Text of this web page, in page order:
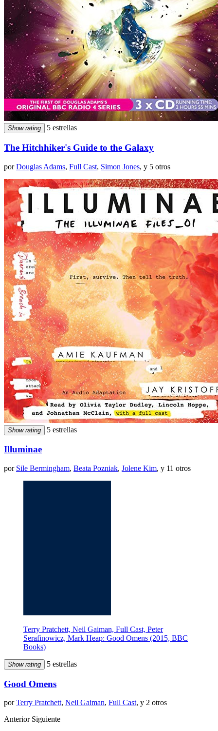
Show rating 5 estrellas
The Hitchhiker's Guide to the Galaxy
porDouglas Adams, Full Cast, Simon Jones, y 5 otros
Show rating 5 estrellas
Illuminae
por Sile Bermingham, Beata Pozniak, Jolene Kim, y 11 otros
Terry Pratchett, Neil Gaiman, Full Cast, Peter
Serafinowicz, Mark Heap: Good Omens (2015, BBC
Books)
Show rating 5 estrellas
Good Omens
porTerry Pratchett, Neil Gaiman, Full Cast, y 2 otros
Anterior Siguiente